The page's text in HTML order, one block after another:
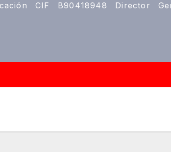
CIF B90418948 Director